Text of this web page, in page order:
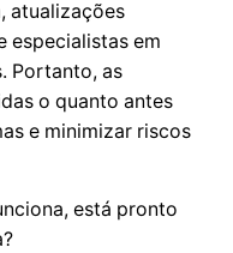
atualizações
especialistas em
Portanto, as
o quanto antes
e minimizar riscos
está pronto